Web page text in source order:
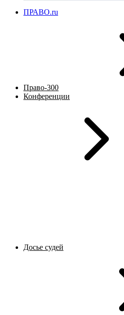
ПРАВО.ru
Право-300
Конференции
Досье судей